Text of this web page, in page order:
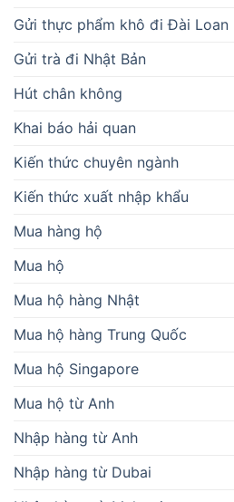
Gửi thực phẩm khô đi Đài Loan
Gửi trà đi Nhật Bản
Hút chân không
Khai báo hải quan
Kiến thức chuyên ngành
Kiến thức xuất nhập khẩu
Mua hàng hộ
Mua hộ
Mua hộ hàng Nhật
Mua hộ hàng Trung Quốc
Mua hộ Singapore
Mua hộ từ Anh
Nhập hàng từ Anh
Nhập hàng từ Dubai